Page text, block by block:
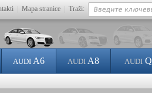
Mapa stranice Traži:
AUDI A6 AUDI A8 AUDIQ